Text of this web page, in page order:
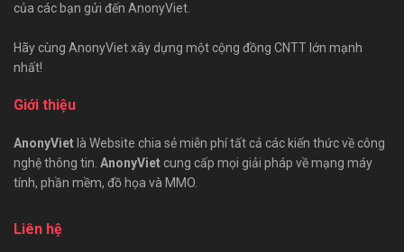
của các bạn gửi đến AnonyViet.
Hãy cùng AnonyViet xây dựng một cộng đồng CNTT lớn mạnh
nhất!
Giới thiệu
AnonyViet là Website chia sẻ miễn phí tất cả các kiến thức về công
nghệ thông tin. AnonyViet cung cấp mọi giải pháp về mạng máy
tính, phần mềm, đồ họa và MMO.
Liên hệ